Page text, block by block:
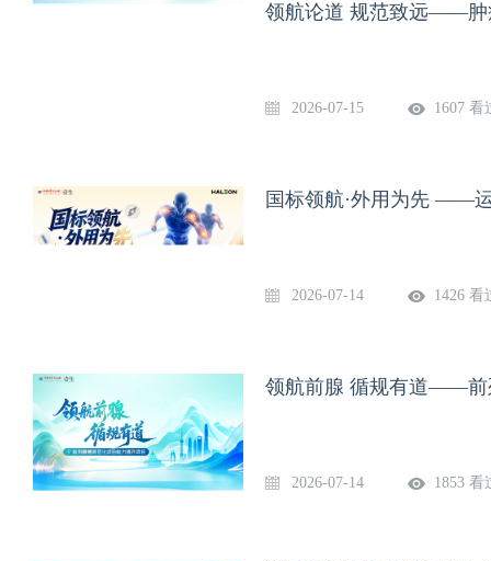
主讲】卢光辉 主治医师（郑
领航论道 规范致远——肿
2026-07-15 1607 看
国标领航·外用为先 ——
2026-07-14 1426 看
领航前腺 循规有道——前
2026-07-14 1853 看